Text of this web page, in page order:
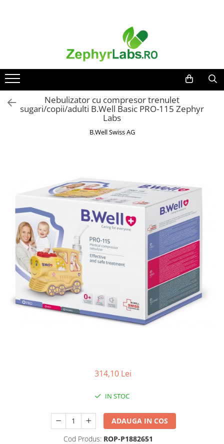
Alimentatie sanatoasa
Alimente
Dieta
Ceaiuri
Altele-Alimentatie sanatoasa
Protectie anti-insecte
Hrana pentru bebelusi
Suplimente alimentare copii
Produse antiparazitare
Sarcina si alaptare
Accesorii
Altele-Mama si copil
Produse pentru ingrijire si
frumusete
Ingrijire corp
Produse anti-insecte
Nebulizator cu compresor trenulet
sugari/copii/adulti B.Well Basic PRO-115 Zephyr
Labs
B.Well Swiss AG
314,10 Lei
IN STOC
ADAUGA IN COS
Cod Produs: ROP-P1882651